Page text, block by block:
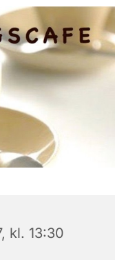
kl. 13:30